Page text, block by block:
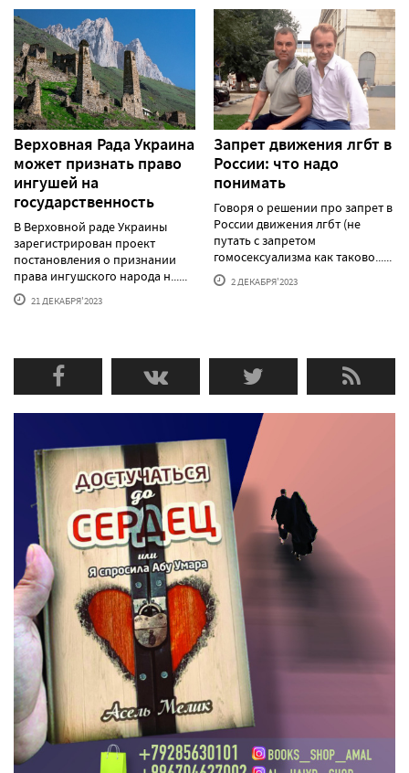
Верховная Рада Украина
может признать право
ингушей на
государственность
В Верховной раде Украины
зарегистрирован проект
постановления о признании
права ингушского народа н......
21 ДЕКАБРЯ'2023
Запрет движения лгбт в
России: что надо
понимать
Говоря о решении про запрет в
России движения лгбт (не
путать с запретом
гомосексуализма как таково......
2 ДЕКАБРЯ'2023